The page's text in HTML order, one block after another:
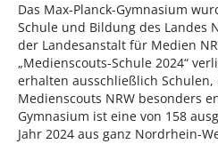
Das Max-Planck-Gymnasium
Schule und Bildung des Landes
der Landesanstalt für Medien
„Medienscouts-Schule 2024“
erhalten ausschließlich
Medienscouts NRW besonders
Gymnasium ist eine von 158
Jahr 2024 aus ganz Nordrhein-